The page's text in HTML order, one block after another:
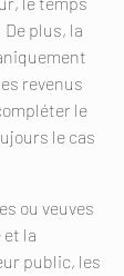
plus, la
revenus
le
le cas
ou veuves
la
public, les